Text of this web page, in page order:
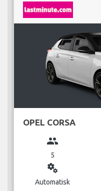
OPEL CORSA
group
5
miscellaneous_services
Automatisk